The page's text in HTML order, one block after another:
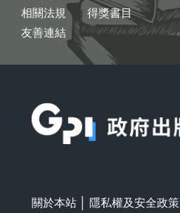
相關法規
友善連結
得獎書目
關於本站 隱私權及安全政策